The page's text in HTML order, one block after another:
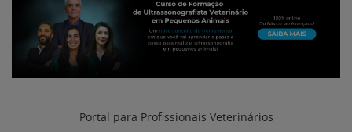
Portal para Profissionais Veterinários